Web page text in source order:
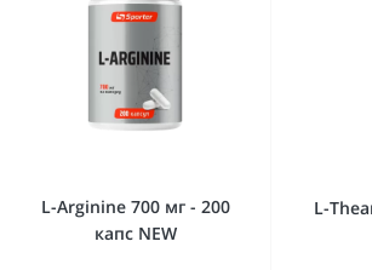
L-Arginine 700 мг - 200
капс NEW
L-